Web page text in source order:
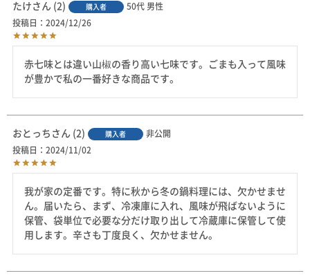
たけ 2 購入者 50代 男性
投稿日
2024/12/26
赤七味とは違い山椒の香り高い七味です。ごまも入って風味
が豊かで私の一番好きな商品です。
おとっち 2 購入者
非公開
投稿日
2024/11/02
我が家の定番です。特に秋から冬の鍋料理には、欠かせませ
ん。届いたら、まず、冷凍庫に入れ、風味が飛ばないように
保管、袋単位で必要な分だけ取り出して冷蔵庫に保管して使
用します。辛さも丁度良く、欠かせません。